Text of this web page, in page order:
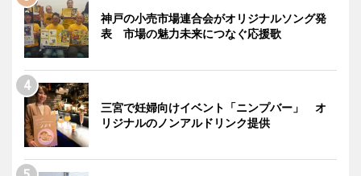
神戸の小売市場連合会がオリジナルソング発
表 市場の魅力未来につなぐ応援歌
三宮で妊婦向けイベント「ニンプバー」 オ
リジナルのノンアルドリンク提供